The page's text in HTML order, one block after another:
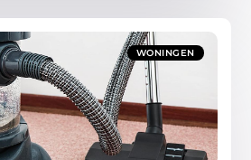
WONINGEN